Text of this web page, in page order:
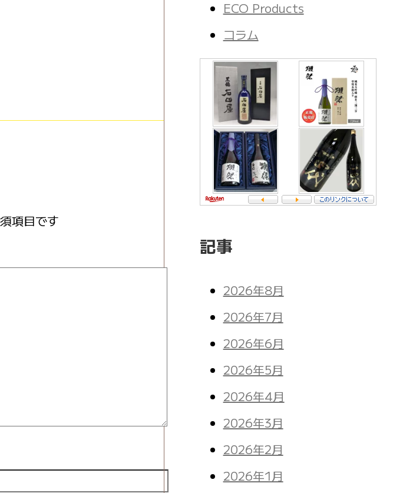
項目です
ECO Products
コラム
記事
2026年8月
2026年7月
2026年6月
2026年5月
2026年4月
2026年3月
2026年2月
2026年1月